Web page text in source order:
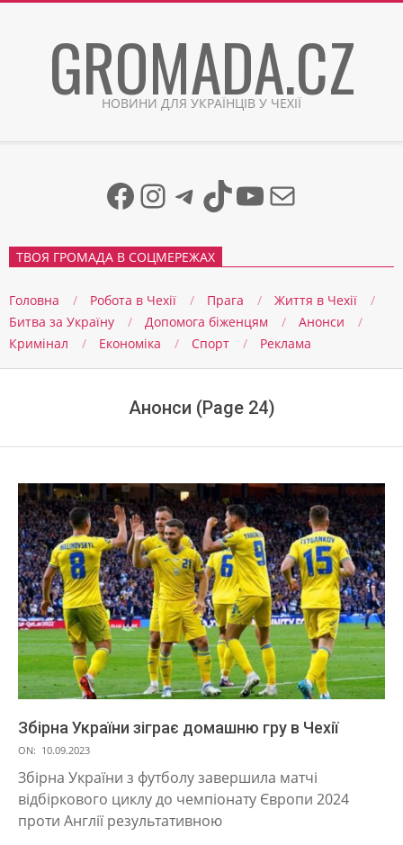
GROMADA.CZ
НОВИНИ ДЛЯ УКРАЇНЦІВ У ЧЕХІЇ
Facebook
Instagram
Telegram
TikTok
YouTube
Mail
ТВОЯ ГРОМАДА В СОЦМЕРЕЖАХ
Головна Робота в Чехії Прага
Життя в Чеxії
Битва за Україну
Допомога біженцям
Анонси
Кримінал
Економіка Спорт Реклама
Анонси (Page 24)
Збірна України зіграє домашню гру в Чехії
2023-
09-
10
ON: 10.09.2023
Збірна України з футболу завершила матчі
відбіркового циклу до чемпіонату Європи 2024
проти Англії результативною